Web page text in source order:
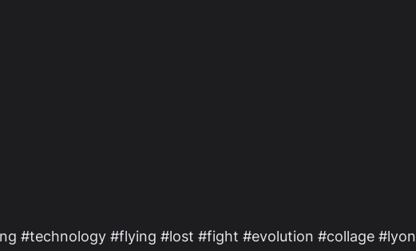
#technology #flying #lost #fight #evolution #collage #lyon